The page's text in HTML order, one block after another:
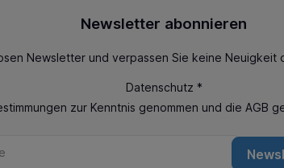
Newsletter abonnieren
Newsletter und verpassen Sie keine Neuigkeit
Datenschutz *
zur Kenntnis genommen und die AGB